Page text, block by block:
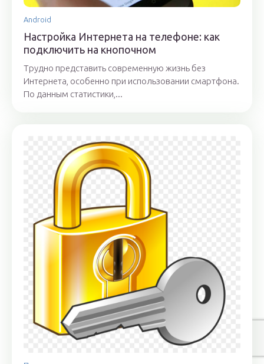
Android
Настройка Интернета на телефоне: как
подключить на кнопочном
Трудно представить современную жизнь без
Интернета, особенно при использовании смартфона.
По данным статистики,...